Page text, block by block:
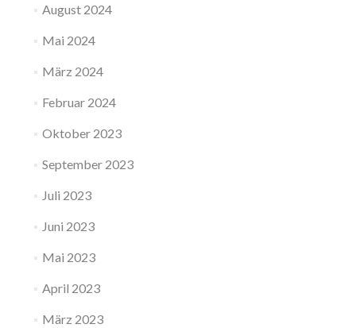
August 2024
Mai 2024
März 2024
Februar 2024
Oktober 2023
September 2023
Juli 2023
Juni 2023
Mai 2023
April 2023
März 2023